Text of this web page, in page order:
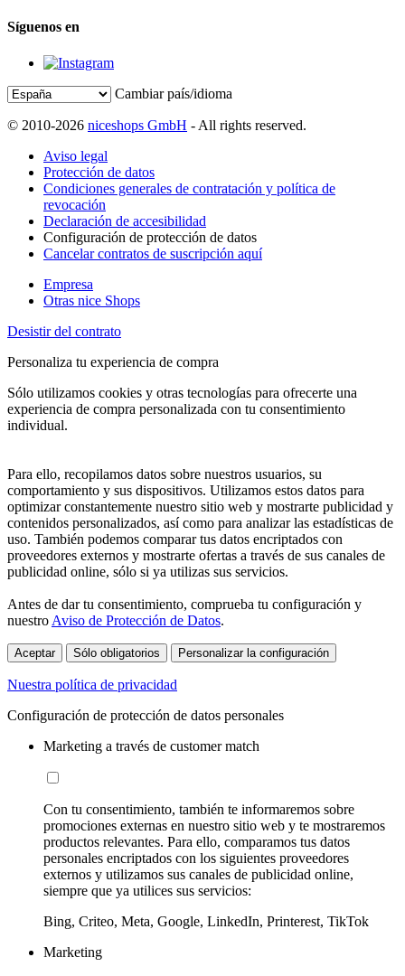
Síguenos en
Cambiar país/idioma
© 2010-2026 niceshops GmbH - All rights reserved.
Aviso legal
Protección de datos
Condiciones generales de contratación y política de
revocación
Declaración de accesibilidad
Configuración de protección de datos
Cancelar contratos de suscripción aquí
Empresa
Otras nice Shops
Desistir del contrato
Personaliza tu experiencia de compra
Sólo utilizamos cookies y otras tecnologías para ofrecerte una
experiencia de compra personalizada con tu consentimiento
individual.
Para ello, recopilamos datos sobre nuestros usuarios, su
comportamiento y sus dispositivos. Utilizamos estos datos para
optimizar constantemente nuestro sitio web y mostrarte publicidad y
contenidos personalizados, así como para analizar las estadísticas de
uso. También podemos comparar tus datos encriptados con
proveedores externos y mostrarte ofertas a través de sus canales de
publicidad online, sólo si ya utilizas sus servicios.
Antes de dar tu consentimiento, comprueba tu configuración y
nuestro Aviso de Protección de Datos.
Aceptar Sólo obligatorios Personalizar la configuración
Nuestra política de privacidad
Configuración de protección de datos personales
Marketing a través de customer match
Con tu consentimiento, también te informaremos sobre
promociones externas en nuestro sitio web y te mostraremos
productos relevantes. Para ello, comparamos tus datos
personales encriptados con los siguientes proveedores
externos y utilizamos sus canales de publicidad online,
siempre que ya utilices sus servicios:
Bing, Criteo, Meta, Google, LinkedIn, Printerest, TikTok
Marketing